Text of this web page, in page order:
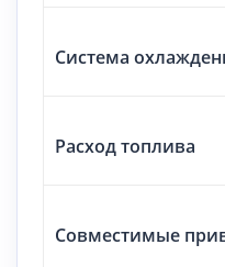
Система
Расход топлива
Совместимые